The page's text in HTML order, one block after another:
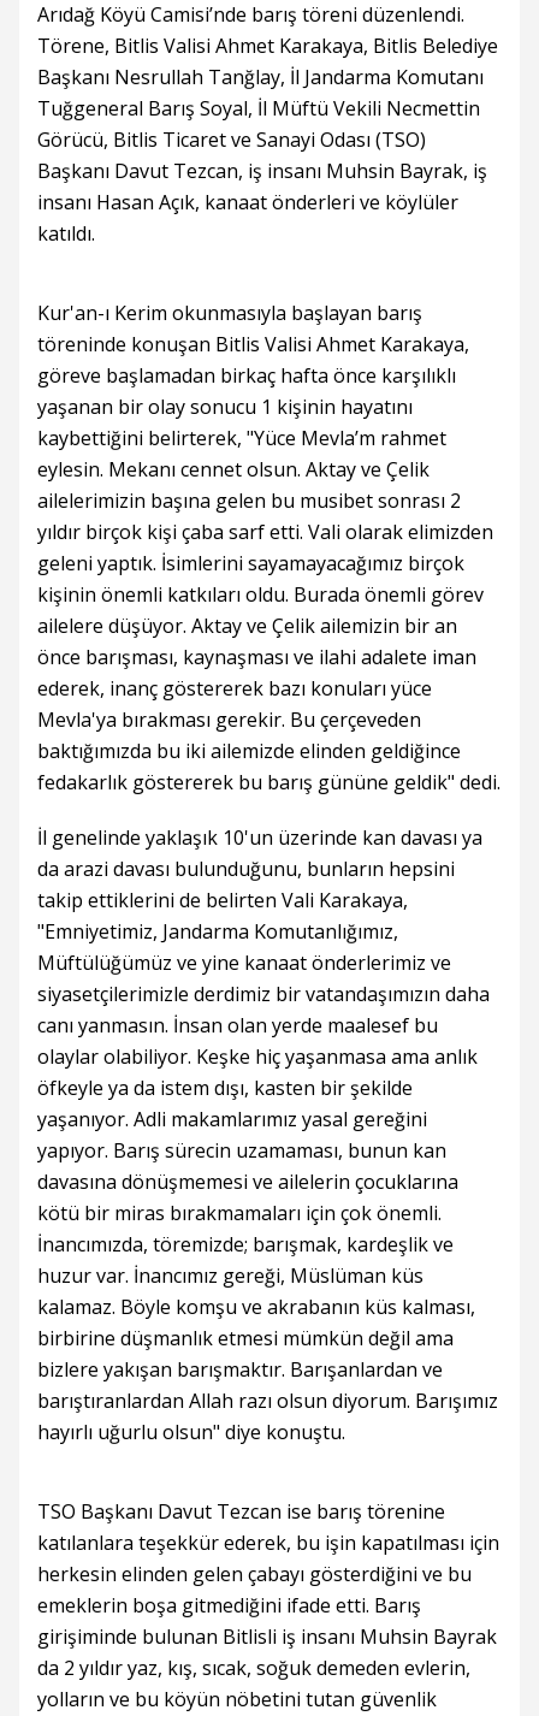
Arıdağ Köyü Camisi’nde barış töreni düzenlendi.
Törene, Bitlis Valisi Ahmet Karakaya, Bitlis Belediye
Başkanı Nesrullah Tanğlay, İl Jandarma Komutanı
Tuğgeneral Barış Soyal, İl Müftü Vekili Necmettin
Görücü, Bitlis Ticaret ve Sanayi Odası (TSO)
Başkanı Davut Tezcan, iş insanı Muhsin Bayrak, iş
insanı Hasan Açık, kanaat önderleri ve köylüler
katıldı.
Kur'an-ı Kerim okunmasıyla başlayan barış
töreninde konuşan Bitlis Valisi Ahmet Karakaya,
göreve başlamadan birkaç hafta önce karşılıklı
yaşanan bir olay sonucu 1 kişinin hayatını
kaybettiğini belirterek, "Yüce Mevla’m rahmet
eylesin. Mekanı cennet olsun. Aktay ve Çelik
ailelerimizin başına gelen bu musibet sonrası 2
yıldır birçok kişi çaba sarf etti. Vali olarak elimizden
geleni yaptık. İsimlerini sayamayacağımız birçok
kişinin önemli katkıları oldu. Burada önemli görev
ailelere düşüyor. Aktay ve Çelik ailemizin bir an
önce barışması, kaynaşması ve ilahi adalete iman
ederek, inanç göstererek bazı konuları yüce
Mevla'ya bırakması gerekir. Bu çerçeveden
baktığımızda bu iki ailemizde elinden geldiğince
fedakarlık göstererek bu barış gününe geldik" dedi.
İl genelinde yaklaşık 10'un üzerinde kan davası ya
da arazi davası bulunduğunu, bunların hepsini
takip ettiklerini de belirten Vali Karakaya,
"Emniyetimiz, Jandarma Komutanlığımız,
Müftülüğümüz ve yine kanaat önderlerimiz ve
siyasetçilerimizle derdimiz bir vatandaşımızın daha
canı yanmasın. İnsan olan yerde maalesef bu
olaylar olabiliyor. Keşke hiç yaşanmasa ama anlık
öfkeyle ya da istem dışı, kasten bir şekilde
yaşanıyor. Adli makamlarımız yasal gereğini
yapıyor. Barış sürecin uzamaması, bunun kan
davasına dönüşmemesi ve ailelerin çocuklarına
kötü bir miras bırakmamaları için çok önemli.
İnancımızda, töremizde; barışmak, kardeşlik ve
huzur var. İnancımız gereği, Müslüman küs
kalamaz. Böyle komşu ve akrabanın küs kalması,
birbirine düşmanlık etmesi mümkün değil ama
bizlere yakışan barışmaktır. Barışanlardan ve
barıştıranlardan Allah razı olsun diyorum. Barışımız
hayırlı uğurlu olsun" diye konuştu.
TSO Başkanı Davut Tezcan ise barış törenine
katılanlara teşekkür ederek, bu işin kapatılması için
herkesin elinden gelen çabayı gösterdiğini ve bu
emeklerin boşa gitmediğini ifade etti. Barış
girişiminde bulunan Bitlisli iş insanı Muhsin Bayrak
da 2 yıldır yaz, kış, sıcak, soğuk demeden evlerin,
yolların ve bu köyün nöbetini tutan güvenlik